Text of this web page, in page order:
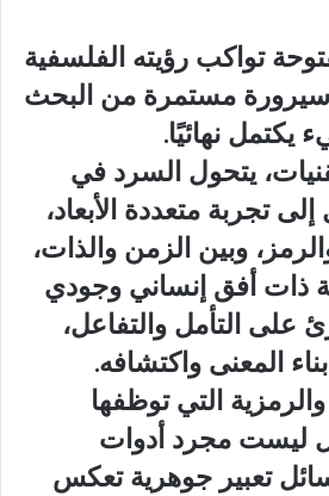
تواكب رؤيته الفلسفية
سيرورة مستمرة من البحث
يكتمل نهائيًا.
يتحول السرد في
تجربة متعددة الأبعاد،
وبين الزمن والذات،
ذات أفق إنساني وجودي
على التأمل والتفاعل،
المعنى واكتشافه.
التي توظفها
ليست مجرد أدوات
تعبير جوهرية تعكس